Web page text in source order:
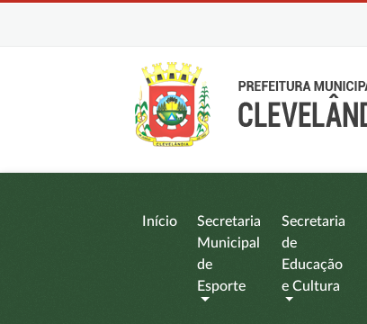
Início
Secretaria
Municipal
de
Esporte
Secretaria
de
Educação
e Cultura